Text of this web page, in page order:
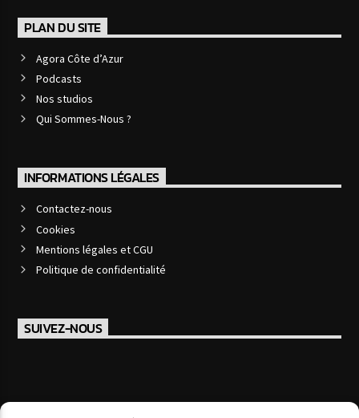
PLAN DU SITE
Agora Côte d’Azur
Podcasts
Nos studios
Qui Sommes-Nous ?
INFORMATIONS LÉGALES
Contactez-nous
Cookies
Mentions légales et CGU
Politique de confidentialité
SUIVEZ-NOUS